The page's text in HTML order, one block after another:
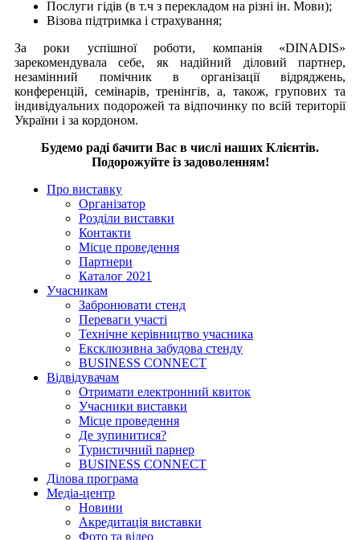
Послуги гідів (в т.ч з перекладом на різні ін. Мови);
Візова підтримка і страхування;
За роки успішної роботи, компанія «DINADIS»
зарекомендувала себе, як надійний діловий партнер,
незамінний помічник в організації відряджень,
конференцій, семінарів, тренінгів, а, також, групових та
індивідуальних подорожей та відпочинку по всій території
України і за кордоном.
Будемо раді бачити Вас в числі наших Клієнтів.
Подорожуйте із задоволенням!
Про виставку
Організатор
Розділи виставки
Контакти
Місце проведення
Партнери
Каталог 2021
Учасникам
Забронювати стенд
Переваги участі
Технічне керівництво учасника
Ексклюзивна забудова стенду
BUSINESS CONNECT
Відвідувачам
Отримати електронний квиток
Учасники виставки
Місце проведення
Де зупинитися?
Туристичний парнер
BUSINESS CONNECT
Ділова програма
Медіа-центр
Новини
Акредитація виставки
Фото та відео